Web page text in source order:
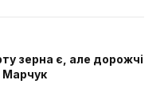
зерна є, але дорожчі
Марчук